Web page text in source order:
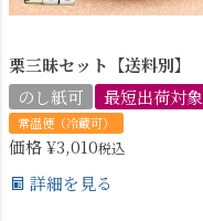
栗三昧セット【送料別】
のし紙可
最短出荷対象
常温便（冷蔵可）
価格¥3,010税込
詳細を見る